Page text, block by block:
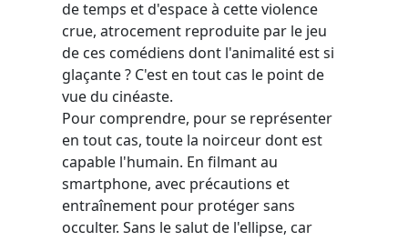
de temps et d'espace à cette violence
crue, atrocement reproduite par le jeu
de ces comédiens dont l'animalité est si
glaçante ? C'est en tout cas le point de
vue du cinéaste.
Pour comprendre, pour se représenter
en tout cas, toute la noirceur dont est
capable l'humain. En filmant au
smartphone, avec précautions et
entraînement pour protéger sans
occulter. Sans le salut de l'ellipse, car